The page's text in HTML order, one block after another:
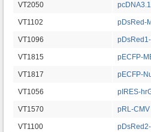
VT2050
VT1102 pDsRed-
VT1096
VT1815 pECFP-
VT1817 pECFP-
VT1056 pIRES-
VT1570 pRL-CMV
VT1100